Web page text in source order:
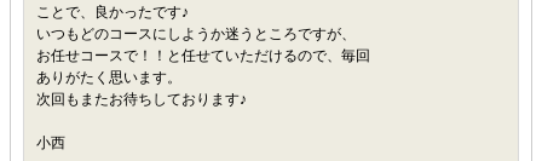
ことで、良かったです♪
いつもどのコースにしようか迷うところですが、
お任せコースで！！と任せていただけるので、毎回
ありがたく思います。
次回もまたお待ちしております♪
小西